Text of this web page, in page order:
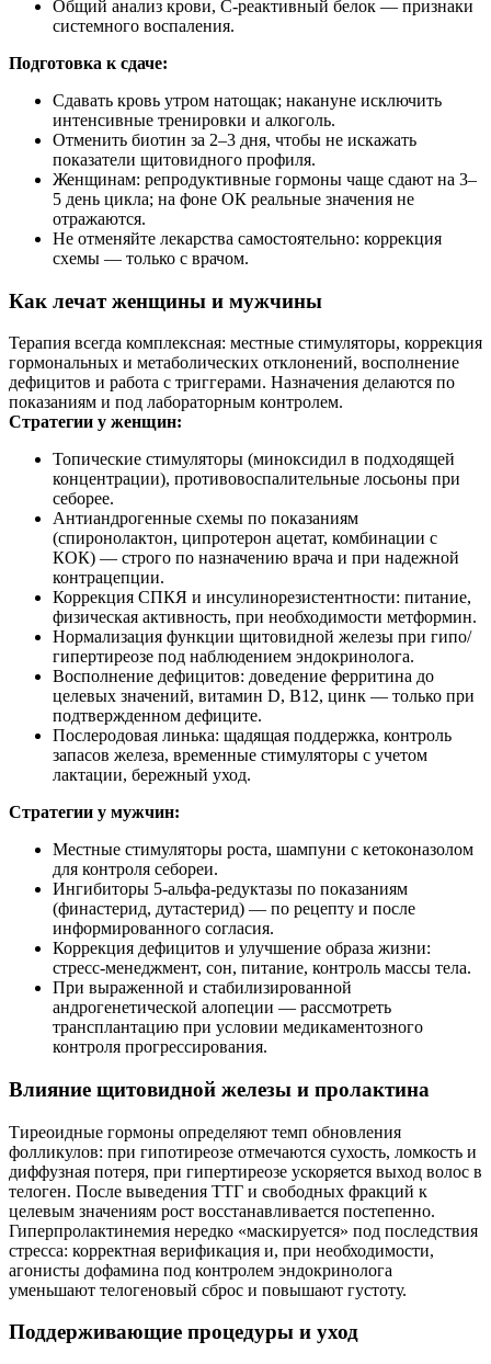
Общий анализ крови, С‑реактивный белок — признаки
системного воспаления.
Подготовка к сдаче:
Сдавать кровь утром натощак; накануне исключить
интенсивные тренировки и алкоголь.
Отменить биотин за 2–3 дня, чтобы не искажать
показатели щитовидного профиля.
Женщинам: репродуктивные гормоны чаще сдают на 3–
5 день цикла; на фоне ОК реальные значения не
отражаются.
Не отменяйте лекарства самостоятельно: коррекция
схемы — только с врачом.
Как лечат женщины и мужчины
Терапия всегда комплексная: местные стимуляторы, коррекция
гормональных и метаболических отклонений, восполнение
дефицитов и работа с триггерами. Назначения делаются по
показаниям и под лабораторным контролем.
Стратегии у женщин:
Топические стимуляторы (миноксидил в подходящей
концентрации), противовоспалительные лосьоны при
себорее.
Антиандрогенные схемы по показаниям
(спиронолактон, ципротерон ацетат, комбинации с
КОК) — строго по назначению врача и при надежной
контрацепции.
Коррекция СПКЯ и инсулинорезистентности: питание,
физическая активность, при необходимости метформин.
Нормализация функции щитовидной железы при гипо/
гипертиреозе под наблюдением эндокринолога.
Восполнение дефицитов: доведение ферритина до
целевых значений, витамин D, В12, цинк — только при
подтвержденном дефиците.
Послеродовая линька: щадящая поддержка, контроль
запасов железа, временные стимуляторы с учетом
лактации, бережный уход.
Стратегии у мужчин:
Местные стимуляторы роста, шампуни с кетоконазолом
для контроля себореи.
Ингибиторы 5‑альфа‑редуктазы по показаниям
(финастерид, дутастерид) — по рецепту и после
информированного согласия.
Коррекция дефицитов и улучшение образа жизни:
стресс‑менеджмент, сон, питание, контроль массы тела.
При выраженной и стабилизированной
андрогенетической алопеции — рассмотреть
трансплантацию при условии медикаментозного
контроля прогрессирования.
Влияние щитовидной железы и пролактина
Тиреоидные гормоны определяют темп обновления
фолликулов: при гипотиреозе отмечаются сухость, ломкость и
диффузная потеря, при гипертиреозе ускоряется выход волос в
телоген. После выведения ТТГ и свободных фракций к
целевым значениям рост восстанавливается постепенно.
Гиперпролактинемия нередко «маскируется» под последствия
стресса: корректная верификация и, при необходимости,
агонисты дофамина под контролем эндокринолога
уменьшают телогеновый сброс и повышают густоту.
Поддерживающие процедуры и уход